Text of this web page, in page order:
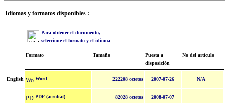
Idiomas y formatos disponibles :
Para obtener el documento,
seleccione el formato y el idioma
Formato Tamaño
Puesta a
disposición
No del artículo
English Word 222208 octetos 2007-07-26 N/A
PDF (acrobat) 82028 octetos 2008-07-07